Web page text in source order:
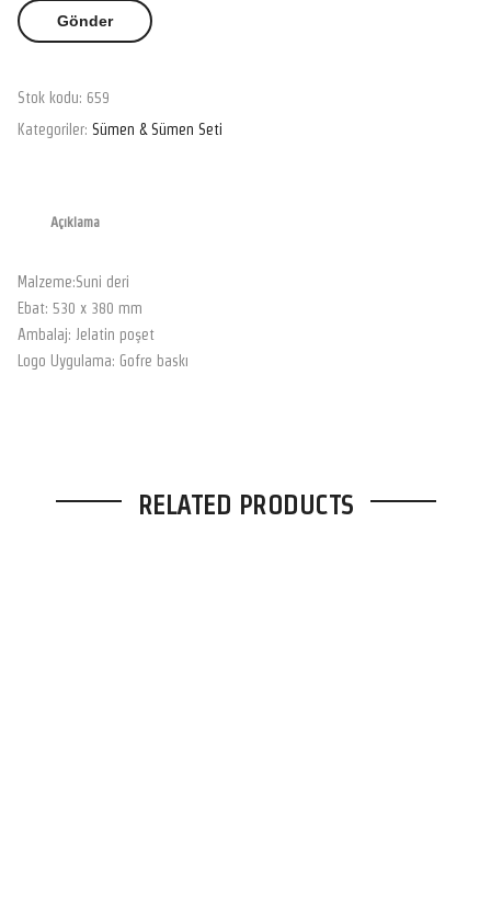
Stok kodu: 659
Kategoriler: Sümen & Sümen Seti
Açıklama
Malzeme:Suni deri
Ebat: 530 x 380 mm
Ambalaj: Jelatin poşet
Logo Uygulama: Gofre baskı
RELATED PRODUCTS